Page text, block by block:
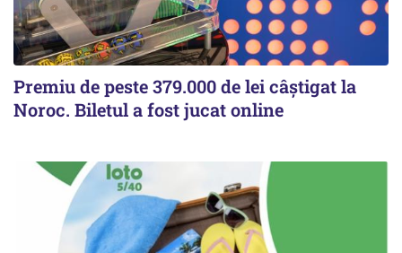
Premiu de peste 379.000 de lei câștigat la
Noroc. Biletul a fost jucat online